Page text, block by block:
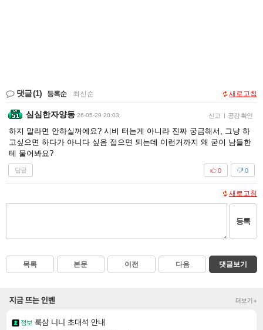
댓글(1) 등록순 최신순 새로고침
심심한자양동 26-05-29 20:03 신고 | 공감 확인
하지 말라면 안하실꺼에요? 시비 터는게 아니라 진짜 궁금해서, 그냥 하
고싶으면 하다가 아니다 싶음 접으면 되는데 이런거까지 왜 굳이 남들한
테 물어봐요?
답글 0
0
새로고침
등록
목록 본문 이전 다음 댓글보기
지금 뜨는 인벤 더보기+
정보 룩삼 니니 초대석 안내